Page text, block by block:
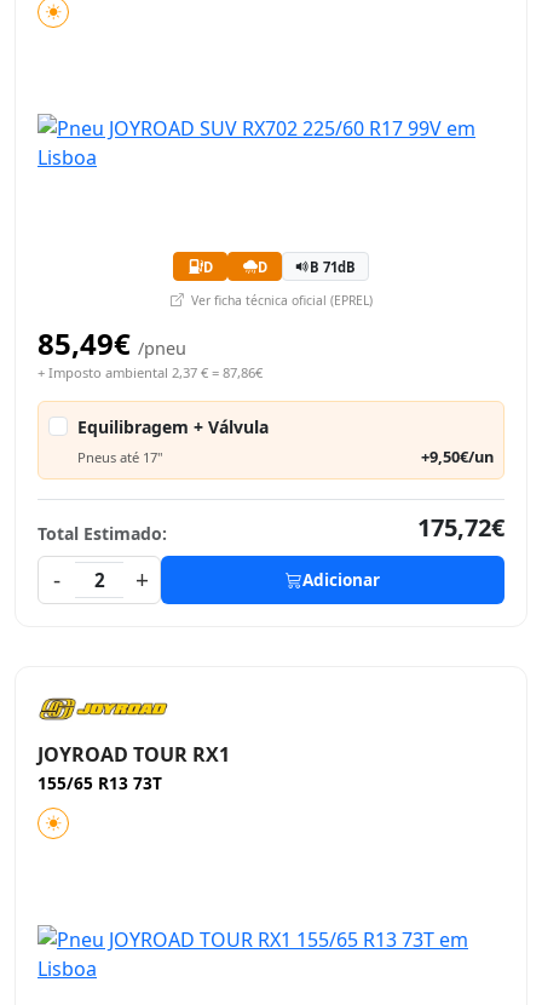
D D B 71dB
Ver ficha técnica oficial (EPREL)
85,49€ /pneu
+ Imposto ambiental 2,37 € = 87,86€
Equilibragem + Válvula
Pneus até 17" +9,50€/un
Total Estimado:
175,72€
-
2 + Adicionar
JOYROAD TOUR RX1
155/65 R13 73T